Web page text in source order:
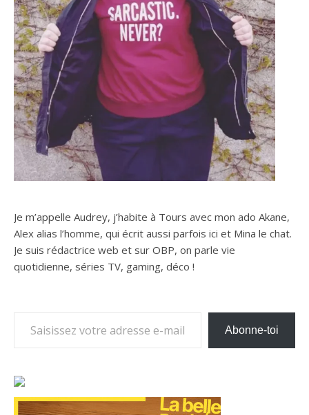
Je m’appelle Audrey, j’habite à Tours avec mon ado Akane,
Alex alias l’homme, qui écrit aussi parfois ici et Mina le chat.
Je suis rédactrice web et sur OBP, on parle vie
quotidienne, séries TV, gaming, déco !
Abonne-toi